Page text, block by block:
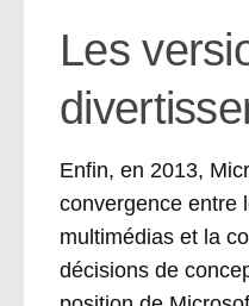
Les
Enfin, en 2013,
convergence entre
multimédias et la
décisions de